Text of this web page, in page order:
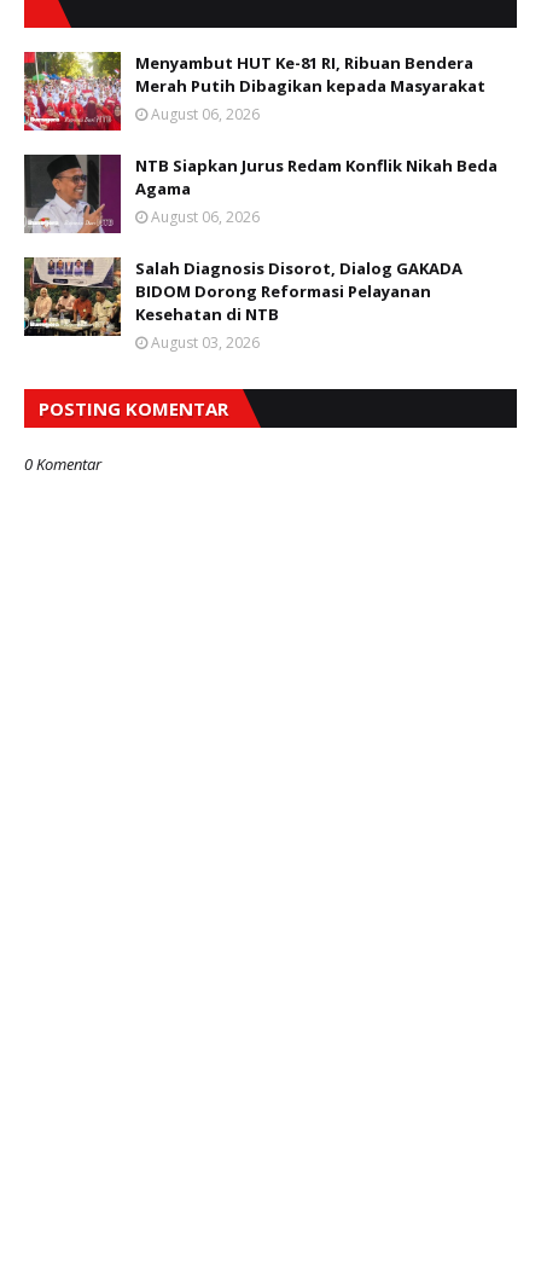
Menyambut HUT Ke-81 RI, Ribuan Bendera
Merah Putih Dibagikan kepada Masyarakat
August 06, 2026
NTB Siapkan Jurus Redam Konflik Nikah Beda
Agama
August 06, 2026
Salah Diagnosis Disorot, Dialog GAKADA
BIDOM Dorong Reformasi Pelayanan
Kesehatan di NTB
August 03, 2026
POSTING KOMENTAR
0 Komentar